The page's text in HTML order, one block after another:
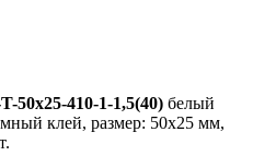
50x25-410-1-1,5(40) белый
клей, размер: 50x25 мм,